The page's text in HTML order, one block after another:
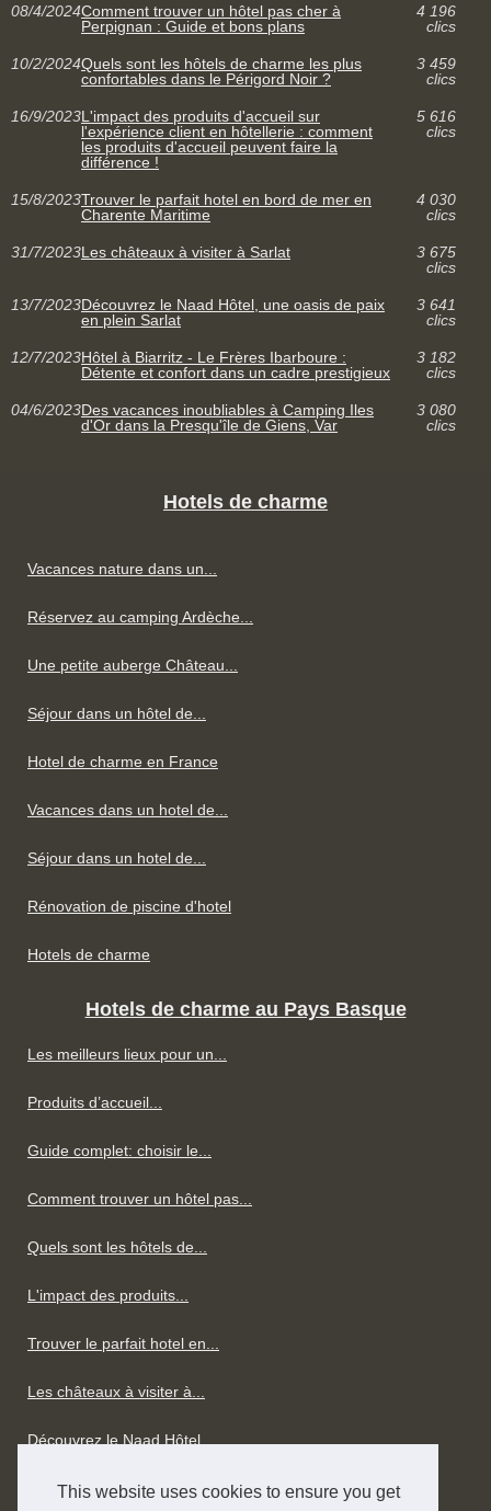
This website uses cookies to ensure you get
08/4/2024Comment trouver un hôtel pas cher à
Perpignan : Guide et bons plans
4 196
clics
10/2/2024Quels sont les hôtels de charme les plus
confortables dans le Périgord Noir ?
3 459
clics
16/9/2023L'impact des produits d'accueil sur
l'expérience client en hôtellerie : comment
les produits d'accueil peuvent faire la
différence !
5 616
clics
15/8/2023Trouver le parfait hotel en bord de mer en
Charente Maritime
4 030
clics
31/7/2023Les châteaux à visiter à Sarlat
3 675
clics
13/7/2023Découvrez le Naad Hôtel, une oasis de paix
en plein Sarlat
3 641
clics
12/7/2023Hôtel à Biarritz - Le Frères Ibarboure :
Détente et confort dans un cadre prestigieux
3 182
clics
04/6/2023Des vacances inoubliables à Camping Iles
d'Or dans la Presqu'île de Giens, Var
3 080
clics
Hotels de charme
Vacances nature dans un...
Réservez au camping Ardèche...
Une petite auberge Château...
Séjour dans un hôtel de...
Hotel de charme en France
Vacances dans un hotel de...
Séjour dans un hotel de...
Rénovation de piscine d'hotel
Hotels de charme
Hotels de charme au Pays Basque
Les meilleurs lieux pour un...
Produits d’accueil...
Guide complet: choisir le...
Comment trouver un hôtel pas...
Quels sont les hôtels de...
L'impact des produits...
Trouver le parfait hotel en...
Les châteaux à visiter à...
Découvrez le Naad Hôtel,...
Hôtel à Biarritz - Le...